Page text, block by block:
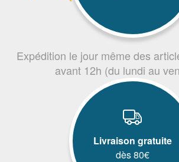
Expédition le jour même des
avant 12h (du lundi au
Livraison gratuite
dès 80€